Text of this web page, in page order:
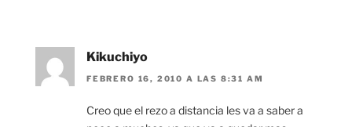
Kikuchiyo
FEBRERO 16, 2010 A LAS 8:31 AM
Creo que el rezo a distancia les va a saber a